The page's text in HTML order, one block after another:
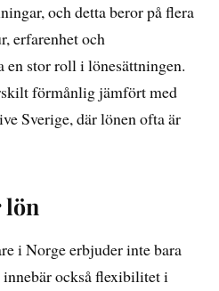
och detta beror på flera
erfarenhet och
en stor roll i lönesättningen.
förmånlig jämfört med
Sverige, där lönen ofta är
lön
i Norge erbjuder inte bara
också flexibilitet i